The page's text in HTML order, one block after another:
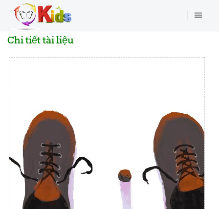
Chi tiết tài liệu